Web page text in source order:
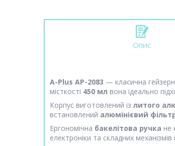
Опис
A-Plus AP-2083 — класична
місткості 450 мл вона ідеально
Корпус виготовлений із литого
встановлений алюмінієвий
Ергономічна бакелітова ручка не
електроніки та складних